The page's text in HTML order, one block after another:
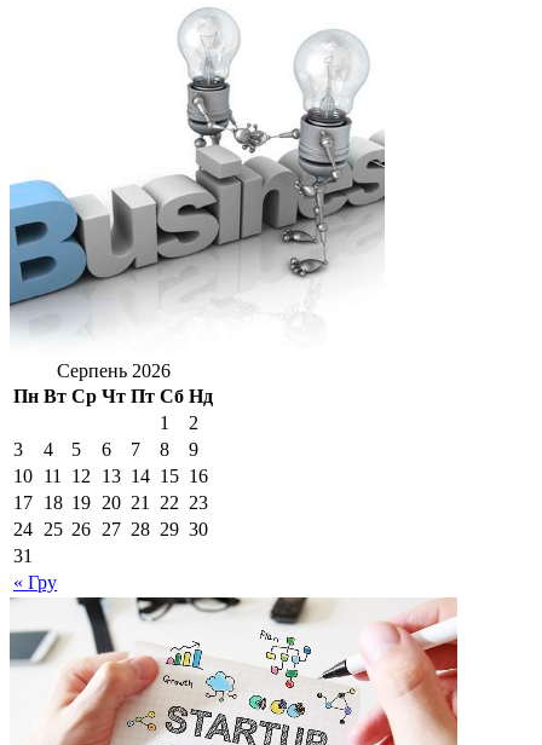
Серпень 2026
Пн Вт Ср Чт Пт Сб Нд
« Гру
1
2
3
4 5 6 7 8
9
10 11 12 13 14 15 16
17 18 19 20 21 22 23
24 25 26 27 28 29 30
31